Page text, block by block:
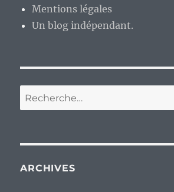
Mentions légales
Un blog indépendant.
Recherche
pour :
ARCHIVES